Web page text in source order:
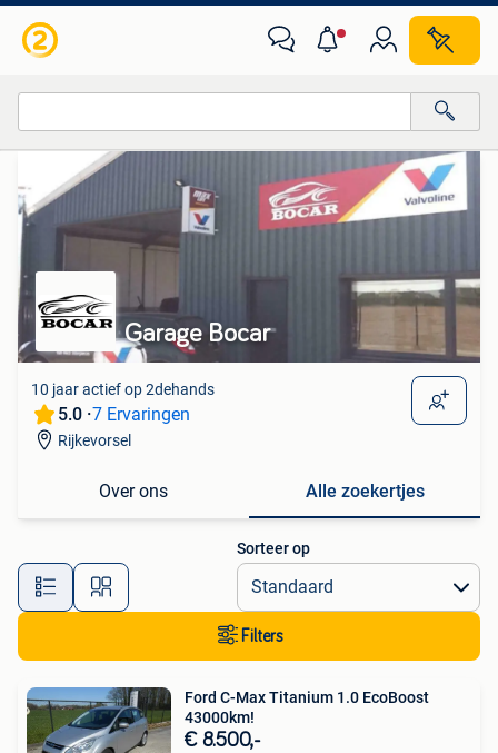
Alle categorieën…
Alle afstanden…
Van deze adverteerder
Garage Bocar
10 jaar actief op 2dehands
5.0 ·7 Ervaringen
Rijkevorsel
Over ons Alle zoekertjes
Sorteer op
Filters
Ford C-Max Titanium 1.0 EcoBoost
43000km!
€ 8.500,-